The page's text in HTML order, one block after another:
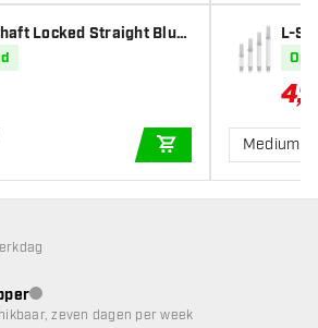
Locked Straight Blue
IN WINKELWAGEN
L-
e -
Op
4,67
Medium
klantenservice niet beschikbaar
zeven dagen per week